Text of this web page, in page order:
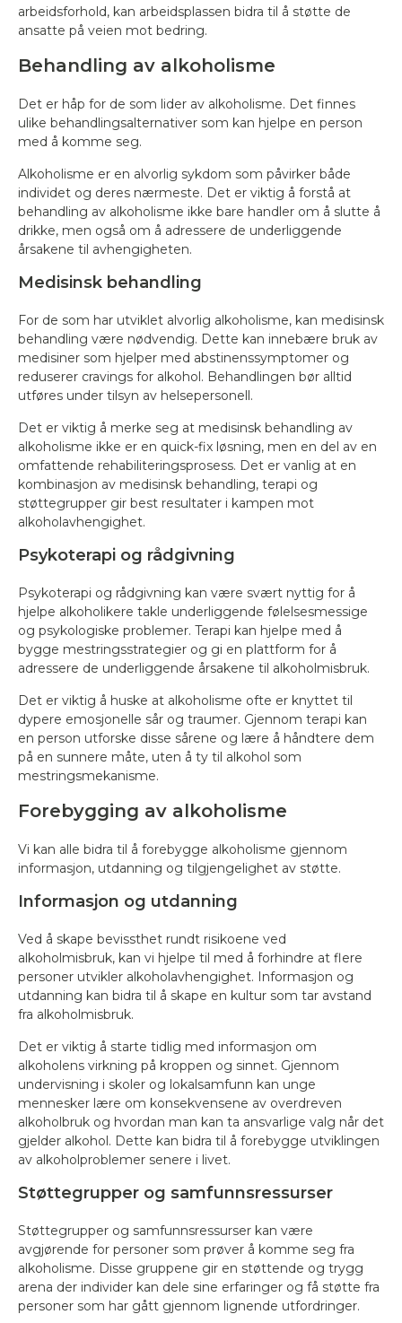
arbeidsforhold, kan arbeidsplassen bidra til å støtte de
ansatte på veien mot bedring.
Behandling av alkoholisme
Det er håp for de som lider av alkoholisme. Det finnes
ulike behandlingsalternativer som kan hjelpe en person
med å komme seg.
Alkoholisme er en alvorlig sykdom som påvirker både
individet og deres nærmeste. Det er viktig å forstå at
behandling av alkoholisme ikke bare handler om å slutte å
drikke, men også om å adressere de underliggende
årsakene til avhengigheten.
Medisinsk behandling
For de som har utviklet alvorlig alkoholisme, kan medisinsk
behandling være nødvendig. Dette kan innebære bruk av
medisiner som hjelper med abstinenssymptomer og
reduserer cravings for alkohol. Behandlingen bør alltid
utføres under tilsyn av helsepersonell.
Det er viktig å merke seg at medisinsk behandling av
alkoholisme ikke er en quick-fix løsning, men en del av en
omfattende rehabiliteringsprosess. Det er vanlig at en
kombinasjon av medisinsk behandling, terapi og
støttegrupper gir best resultater i kampen mot
alkoholavhengighet.
Psykoterapi og rådgivning
Psykoterapi og rådgivning kan være svært nyttig for å
hjelpe alkoholikere takle underliggende følelsesmessige
og psykologiske problemer. Terapi kan hjelpe med å
bygge mestringsstrategier og gi en plattform for å
adressere de underliggende årsakene til alkoholmisbruk.
Det er viktig å huske at alkoholisme ofte er knyttet til
dypere emosjonelle sår og traumer. Gjennom terapi kan
en person utforske disse sårene og lære å håndtere dem
på en sunnere måte, uten å ty til alkohol som
mestringsmekanisme.
Forebygging av alkoholisme
Vi kan alle bidra til å forebygge alkoholisme gjennom
informasjon, utdanning og tilgjengelighet av støtte.
Informasjon og utdanning
Ved å skape bevissthet rundt risikoene ved
alkoholmisbruk, kan vi hjelpe til med å forhindre at flere
personer utvikler alkoholavhengighet. Informasjon og
utdanning kan bidra til å skape en kultur som tar avstand
fra alkoholmisbruk.
Det er viktig å starte tidlig med informasjon om
alkoholens virkning på kroppen og sinnet. Gjennom
undervisning i skoler og lokalsamfunn kan unge
mennesker lære om konsekvensene av overdreven
alkoholbruk og hvordan man kan ta ansvarlige valg når det
gjelder alkohol. Dette kan bidra til å forebygge utviklingen
av alkoholproblemer senere i livet.
Støttegrupper og samfunnsressurser
Støttegrupper og samfunnsressurser kan være
avgjørende for personer som prøver å komme seg fra
alkoholisme. Disse gruppene gir en støttende og trygg
arena der individer kan dele sine erfaringer og få støtte fra
personer som har gått gjennom lignende utfordringer.